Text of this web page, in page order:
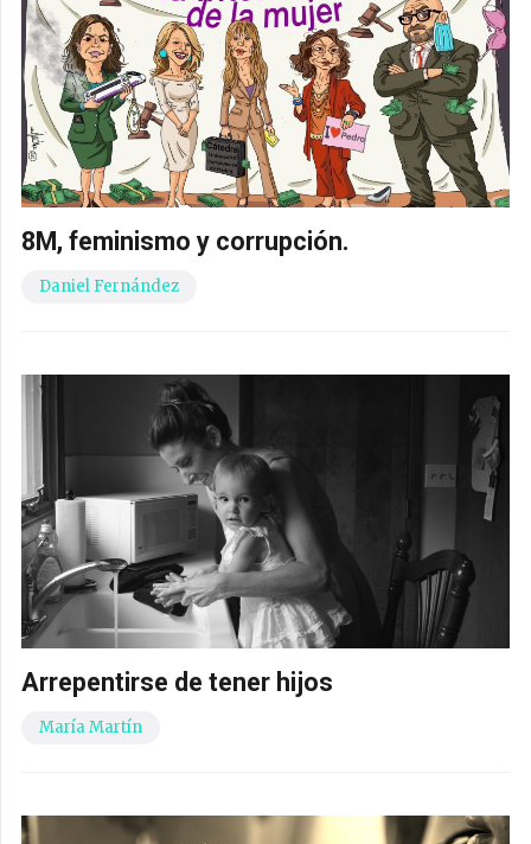
8M, feminismo y corrupción.
Daniel Fernández
Arrepentirse de tener hijos
María Martín